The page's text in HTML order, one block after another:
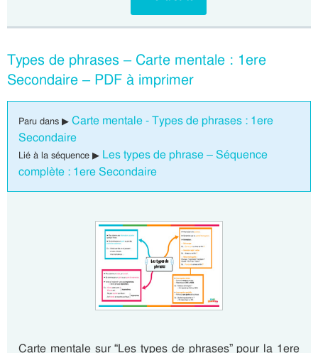
Types de phrases – Carte mentale : 1ere
Secondaire – PDF à imprimer
Paru dans ▶ Carte mentale - Types de phrases : 1ere
Secondaire
Lié à la séquence ▶ Les types de phrase – Séquence
complète : 1ere Secondaire
Carte mentale sur “Les types de phrases” pour la 1ere